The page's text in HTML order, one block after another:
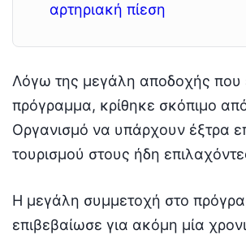
αρτηριακή πίεση
Λόγω της μεγάλη αποδοχής που
πρόγραμμα, κρίθηκε σκόπιμο
Οργανισμό να υπάρχουν έξτρα
τουρισμού στους ήδη
Η μεγάλη συμμετοχή στο
επιβεβαίωσε για ακόμη μία